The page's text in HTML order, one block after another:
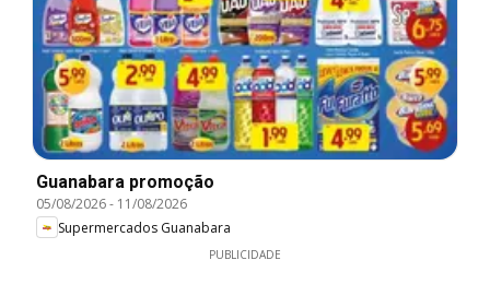
Guanabara promoção
05/08/2026- 11/08/2026
Supermercados Guanabara
PUBLICIDADE